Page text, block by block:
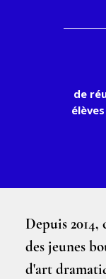
Depuis
des jeunes
d'art
de